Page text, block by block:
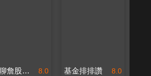
8.0
無聊詹股市提款幫 8.0
基金排排讚